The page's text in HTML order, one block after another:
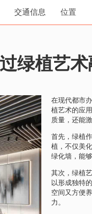
交通信息 位置
绿植艺
在现代都市
植艺术的应
质量，还能
首先，绿植
植，不仅美
绿化墙，能
其次，绿植
以形成独特
空间又方便
力。